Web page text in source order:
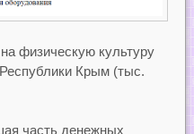
физическую культуру
Крым (тыс.
часть денежных